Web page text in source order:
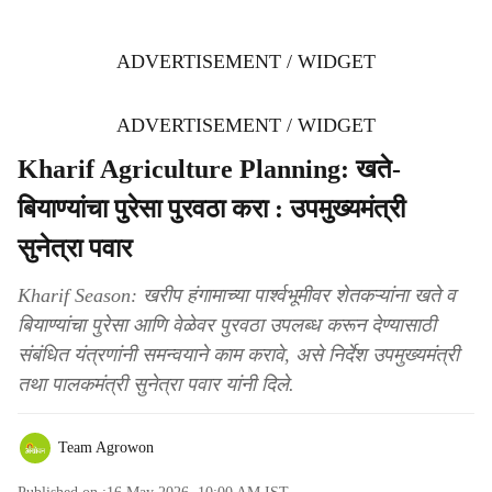
ADVERTISEMENT / WIDGET
ADVERTISEMENT / WIDGET
Kharif Agriculture Planning: खते-
बियाण्यांचा पुरेसा पुरवठा करा : उपमुख्यमंत्री
सुनेत्रा पवार
Kharif Season: खरीप हंगामाच्या पार्श्वभूमीवर शेतकऱ्यांना खते व
बियाण्यांचा पुरेसा आणि वेळेवर पुरवठा उपलब्ध करून देण्यासाठी
संबंधित यंत्रणांनी समन्वयाने काम करावे, असे निर्देश उपमुख्यमंत्री
तथा पालकमंत्री सुनेत्रा पवार यांनी दिले.
Team Agrowon